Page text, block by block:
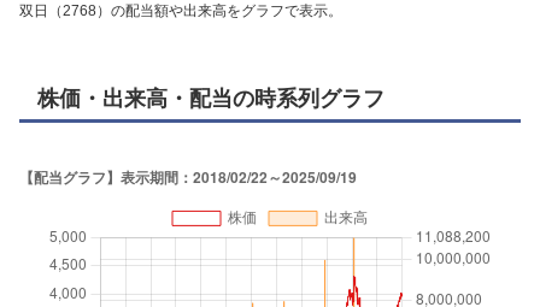
双日（2768）の配当額や出来高をグラフで表示。
株価・出来高・配当の時系列グラフ